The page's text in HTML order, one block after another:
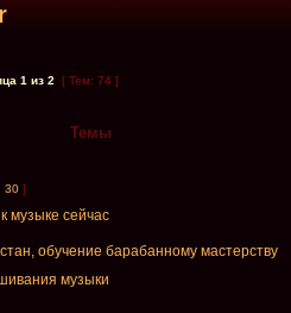
1 из 2 [ Тем: 74 ]
Темы
30 ]
музыке сейчас
обучение барабанному мастерству
музыки